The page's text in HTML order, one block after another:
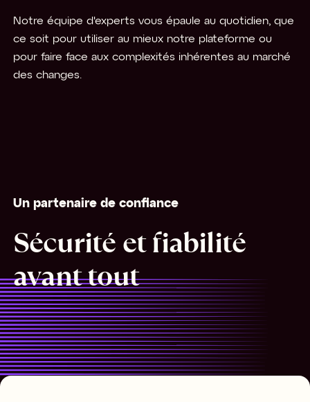
Notre équipe d'experts vous épaule au quotidien, que
ce soit pour utiliser au mieux notre plateforme ou
pour faire face aux complexités inhérentes au marché
des changes.
Un partenaire de confiance
Sécurité et fiabilité
avant tout